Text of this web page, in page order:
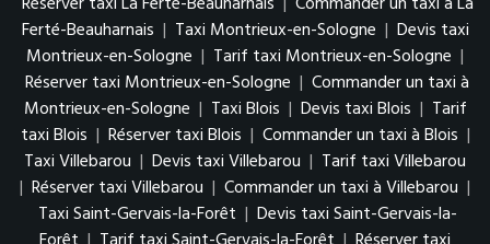
Ferté-Beauharnais | Taxi Montrieux-en-Sologne | Devis taxi
Montrieux-en-Sologne | Tarif taxi Montrieux-en-Sologne |
Réserver taxi Montrieux-en-Sologne | Commander un taxi à
Montrieux-en-Sologne | Taxi Blois | Devis taxi Blois | Tarif
taxi Blois | Réserver taxi Blois | Commander un taxi à Blois |
Taxi Villebarou | Devis taxi Villebarou | Tarif taxi Villebarou
| Réserver taxi Villebarou | Commander un taxi à Villebarou |
Taxi Saint-Gervais-la-Forêt | Devis taxi Saint-Gervais-la-